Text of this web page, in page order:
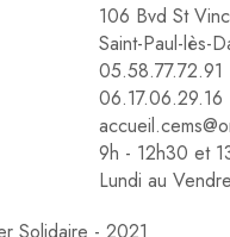
106 Bvd St
Saint-Paul-lès-
05.58.77.72.91
06.17.06.29.16
9h - 12h30 et
Lundi au
Solidaire - 2021